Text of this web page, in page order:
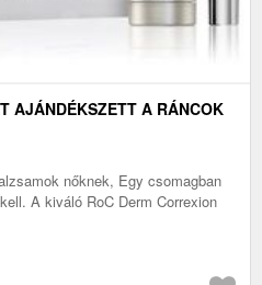
AJÁNDÉKSZETT A RÁNCOK
nőknek, Egy csomagban
A kiváló RoC Derm Correxion